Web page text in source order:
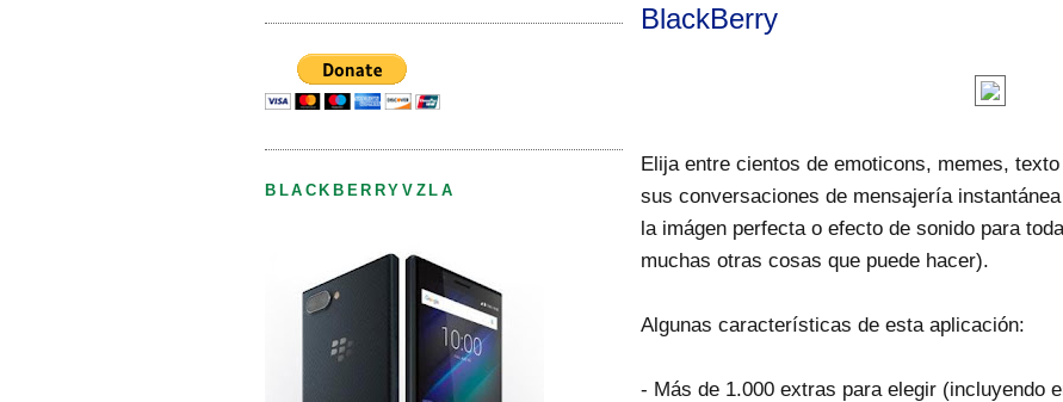
BlackBerry
Elija entre cientos de emoticons, memes,
sus conversaciones de mensajería
la imágen perfecta o efecto de sonido para
muchas otras cosas que puede hacer).
Algunas características de esta aplicación:
- Más de 1.000 extras para elegir (incluyendo
BLACKBERRYVZLA